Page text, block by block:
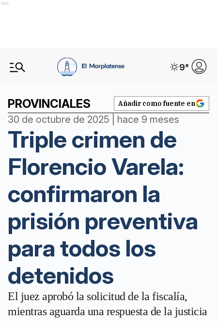
Ads
9°
PROVINCIALES Añadir como fuente en
30 de octubre de 2025 | hace 9 meses
Triple crimen de
Florencio Varela:
confirmaron la
prisión preventiva
para todos los
detenidos
El juez aprobó la solicitud de la fiscalía,
mientras aguarda una respuesta de la justicia